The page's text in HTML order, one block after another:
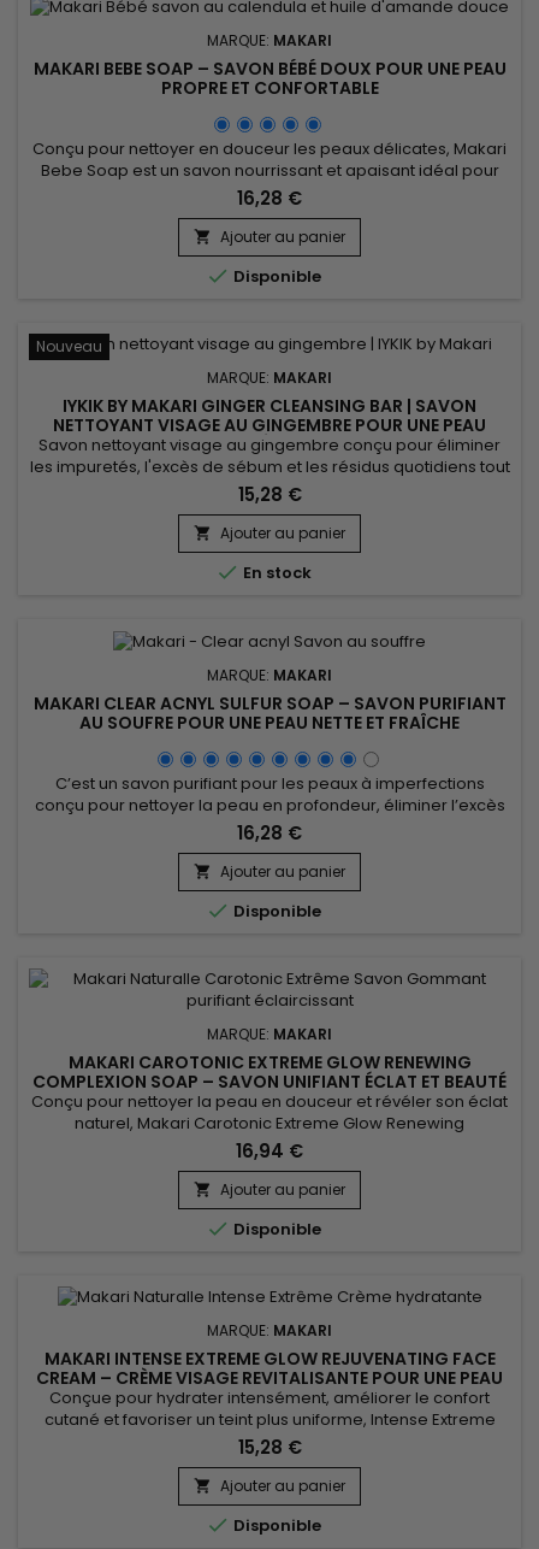
MARQUE: MAKARI
MAKARI BEBE SOAP – SAVON BÉBÉ DOUX POUR UNE PEAU
PROPRE ET CONFORTABLE
Conçu pour nettoyer en douceur les peaux délicates, Makari
Bebe Soap est un savon nourrissant et apaisant idéal pour
l’hygiène quotidienne. Sa formule associe l’extrait d’amande
douce (Prunus Amygdalus Dulcis Extract), le beurre de karité
et l’extrait de calendula pour aider à préserver l’hydratation,
adoucir la peau et améliorer le confort cutané....
16,28 €
 Ajouter au panier
 Disponible
Nouveau
MARQUE: MAKARI
IYKIK BY MAKARI GINGER CLEANSING BAR | SAVON
NETTOYANT VISAGE AU GINGEMBRE POUR UNE PEAU
NETTE ET ÉCLATANTE
Savon nettoyant visage au gingembre conçu pour éliminer
les impuretés, l'excès de sébum et les résidus quotidiens tout
en respectant l'équilibre naturel de la peau. Grâce au
Gingembre, à l'Extrait de Concombre et à l'Extrait d'Épinard,
IYKIK by Makari Ginger Cleansing Bar aide à purifier la peau, à
raviver l'éclat naturel du teint et à procurer une...
15,28 €
 Ajouter au panier
 En stock
MARQUE: MAKARI
MAKARI CLEAR ACNYL SULFUR SOAP – SAVON PURIFIANT
AU SOUFRE POUR UNE PEAU NETTE ET FRAÎCHE
C’est un savon purifiant pour les peaux à imperfections
conçu pour nettoyer la peau en profondeur, éliminer l’excès
de sébum et favoriser une peau plus nette au quotidien.
Enrichi en Prunus Amygdalus Dulcis (huile d’amande douce)
et en soufre, Clear Acnyl Sulfur Soap aide à purifier la peau, à
désobstruer les pores et à améliorer l’apparence des...
16,28 €
 Ajouter au panier
 Disponible
MARQUE: MAKARI
MAKARI CAROTONIC EXTREME GLOW RENEWING
COMPLEXION SOAP – SAVON UNIFIANT ÉCLAT ET BEAUTÉ
DU TEINT
Conçu pour nettoyer la peau en douceur et révéler son éclat
naturel, Makari Carotonic Extreme Glow Renewing
Complexion Soap est un savon revitalisant idéal pour les
peaux en manque de fraîcheur et de luminosité. Sa formule
associe l’Huile de Carotte, l’Extrait de Noyau d’Abricot (Prunus
Armeniaca), les Vitamines C & E et l’Extrait de Racine de...
16,94 €
 Ajouter au panier
 Disponible
MARQUE: MAKARI
MAKARI INTENSE EXTREME GLOW REJUVENATING FACE
CREAM – CRÈME VISAGE REVITALISANTE POUR UNE PEAU
DOUCE ET RAYONNANTE
Conçue pour hydrater intensément, améliorer le confort
cutané et favoriser un teint plus uniforme, Intense Extreme
Glow Rejuvenating Face Cream est une crème visage
nourrissante et revitalisante idéale pour les peaux en
manque d’éclat. Sa formule associe le beurre de karité, la
vitamine C, les extraits de réglisse, de racine de mûrier et de
Prunus...
15,28 €
 Ajouter au panier
 Disponible